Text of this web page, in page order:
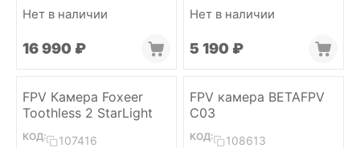
Нет в наличии
16 990 ₽
Нет в наличии
5 190 ₽
FPV Камера Foxeer
Toothless 2 StarLight
КОД: 107416
FPV камера BETAFPV
C03
КОД: 108613